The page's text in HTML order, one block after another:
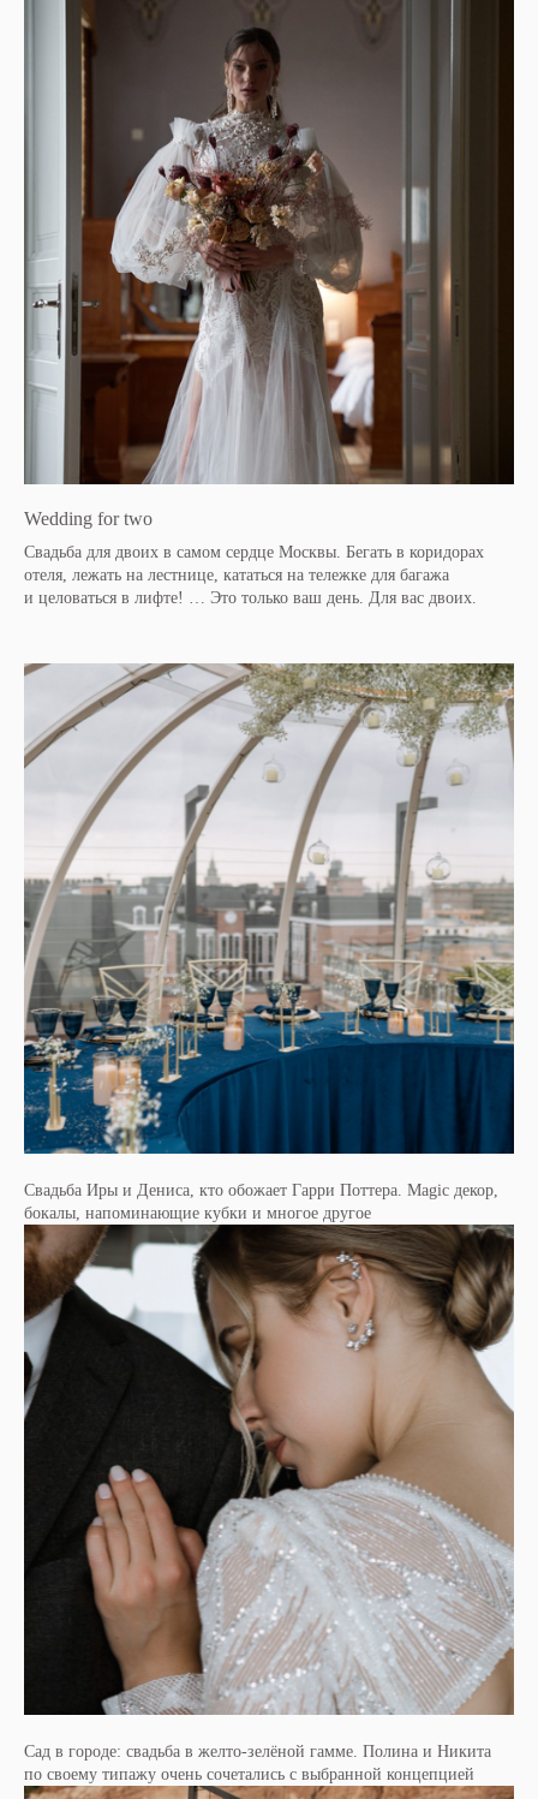
Wedding for two
Свадьба для двоих в самом сердце Москвы. Бегать в коридорах
отеля, лежать на лестнице, кататься на тележке для багажа
и целоваться в лифте! … Это только ваш день. Для вас двоих.
Свадьба Иры и Дениса, кто обожает Гарри Поттера. Magic декор,
бокалы, напоминающие кубки и многое другое
Сад в городе: свадьба в желто-зелёной гамме. Полина и Никита
по своему типажу очень сочетались с выбранной концепцией